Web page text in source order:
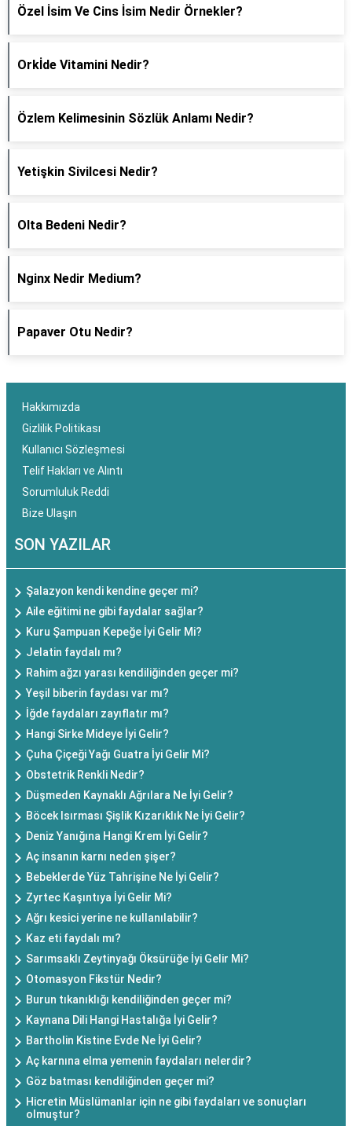
Özel İsim Ve Cins İsim Nedir Örnekler?
Orkİde Vitamini Nedir?
Özlem Kelimesinin Sözlük Anlamı Nedir?
Yetişkin Sivilcesi Nedir?
Olta Bedeni Nedir?
Nginx Nedir Medium?
Papaver Otu Nedir?
Hakkımızda
Gizlilik Politikası
Kullanıcı Sözleşmesi
Telif Hakları ve Alıntı
Sorumluluk Reddi
Bize Ulaşın
SON YAZILAR
Şalazyon kendi kendine geçer mi?
Aile eğitimi ne gibi faydalar sağlar?
Kuru Şampuan Kepeğe İyi Gelir Mi?
Jelatin faydalı mı?
Rahim ağzı yarası kendiliğinden geçer mi?
Yeşil biberin faydası var mı?
İğde faydaları zayıflatır mı?
Hangi Sirke Mideye İyi Gelir?
Çuha Çiçeği Yağı Guatra İyi Gelir Mi?
Obstetrik Renkli Nedir?
Düşmeden Kaynaklı Ağrılara Ne İyi Gelir?
Böcek Isırması Şişlik Kızarıklık Ne İyi Gelir?
Deniz Yanığına Hangi Krem İyi Gelir?
Aç insanın karnı neden şişer?
Bebeklerde Yüz Tahrişine Ne İyi Gelir?
Zyrtec Kaşıntıya İyi Gelir Mi?
Ağrı kesici yerine ne kullanılabilir?
Kaz eti faydalı mı?
Sarımsaklı Zeytinyağı Öksürüğe İyi Gelir Mi?
Otomasyon Fikstür Nedir?
Burun tıkanıklığı kendiliğinden geçer mi?
Kaynana Dili Hangi Hastalığa İyi Gelir?
Bartholin Kistine Evde Ne İyi Gelir?
Aç karnına elma yemenin faydaları nelerdir?
Göz batması kendiliğinden geçer mi?
Hicretin Müslümanlar için ne gibi faydaları ve sonuçları
olmuştur?